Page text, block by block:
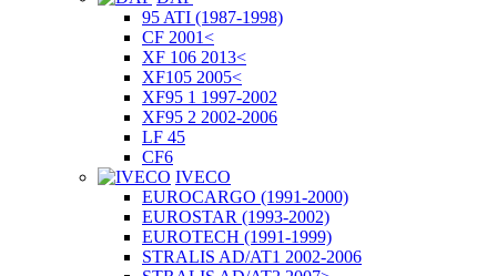
95 ATI (1987-1998)
CF 2001<
XF 106 2013<
XF105 2005<
XF95 1 1997-2002
XF95 2 2002-2006
LF 45
CF6
IVECO
EUROCARGO (1991-2000)
EUROSTAR (1993-2002)
EUROTECH (1991-1999)
STRALIS AD/AT1 2002-2006